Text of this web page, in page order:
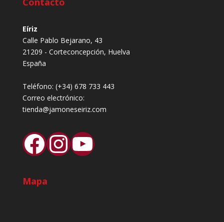
Eíriz
Calle Pablo Bejarano, 43
21209 - Corteconcepción, Huelva
España
Teléfono: (+34) 678 733 443
Correo electrónico:
tienda@jamoneseiriz.com
Facebook
Instagram
YouTube
Mapa